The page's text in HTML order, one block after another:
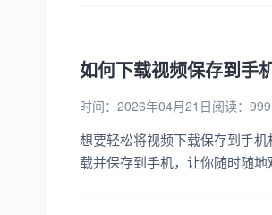
如何下载视频保存到手
时间：2026年04月21日阅读：999
想要轻松将视频下载保存到手
载并保存到手机，让你随时随